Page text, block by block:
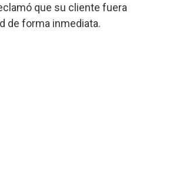
que su cliente fuera
de forma inmediata.